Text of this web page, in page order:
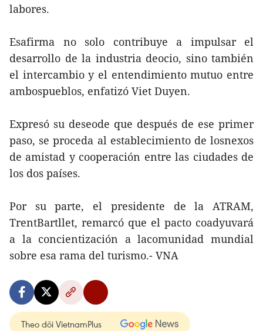
labores.
Esafirma no solo contribuye a impulsar el
desarrollo de la industria deocio, sino también
el intercambio y el entendimiento mutuo entre
ambospueblos, enfatizó Viet Duyen.
Expresó su deseode que después de ese primer
paso, se proceda al establecimiento de losnexos
de amistad y cooperación entre las ciudades de
los dos países.
Por su parte, el presidente de la ATRAM,
TrentBartllet, remarcó que el pacto coadyuvará
a la concientización a lacomunidad mundial
sobre esa rama del turismo.- VNA
Theo dõi VietnamPlus